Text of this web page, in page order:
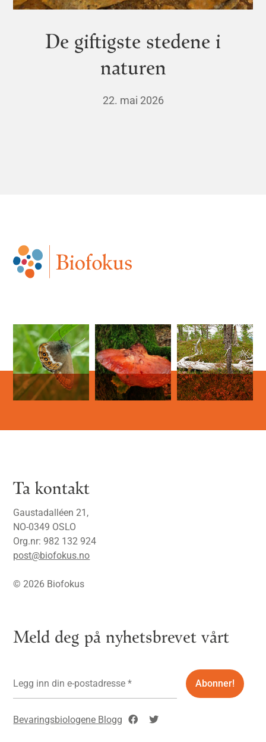
De giftigste stedene i
naturen
22. mai 2026
Ta kontakt
Gaustadalléen 21,
NO-0349 OSLO
Org.nr: 982 132 924
post@biofokus.no
© 2026 Biofokus
Meld deg på nyhetsbrevet vårt
Bevaringsbiologene Blogg